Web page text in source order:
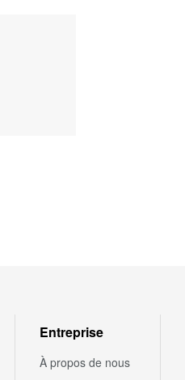
Entreprise
À propos de nous